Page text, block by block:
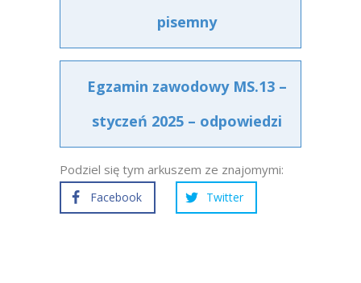
pisemny
Egzamin zawodowy MS.13 –
styczeń 2025 – odpowiedzi
Podziel się tym arkuszem ze znajomymi:
Facebook Twitter